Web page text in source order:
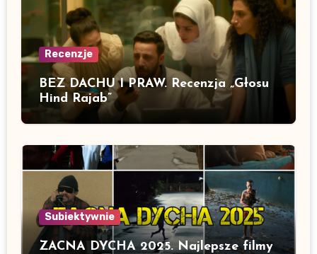
Recenzje
BEZ DACHU I PRAW. Recenzja „Głosu
Hind Rajab”
Subiektywnie
ZACNA DYCHA 2025. Najlepsze filmy